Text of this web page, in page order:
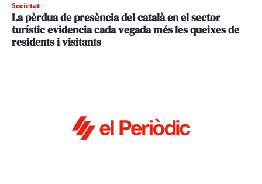
Societat
La pèrdua de presència del català en el sector
turístic evidencia cada vegada més les queixes de
residents i visitants